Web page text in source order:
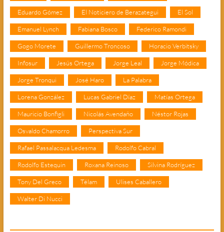
Eduardo Gómez El Noticiero de Berazategui El Sol
Emanuel Lynch Fabiana Bosco Federico Ramondi
Gogo Morete Guillermo Troncoso Horacio Verbitsky
Infosur Jesús Ortega Jorge Leal Jorge Módica
Jorge Tronqui José Haro La Palabra
Lorena González Lucas Gabriel Díaz Matías Ortega
Mauricio Bonfigli Nicolás Avendaño Néstor Rojas
Osvaldo Chamorro Perspectiva Sur
Rafael Passalacqua Ledesma Rodolfo Cabral
Rodolfo Estequin Roxana Reinoso Silvina Rodríguez
Tony Del Greco Télam Ulises Caballero
Walter Di Nucci